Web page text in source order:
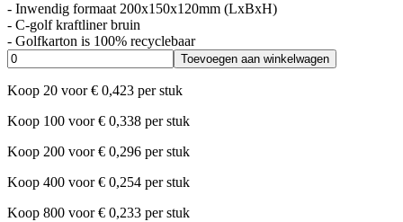
- Inwendig formaat 200x150x120mm (LxBxH)
- C-golf kraftliner bruin
- Golfkarton is 100% recyclebaar
Toevoegen aan winkelwagen
Koop 20 voor € 0,423 per stuk
Koop 100 voor € 0,338 per stuk
Koop 200 voor € 0,296 per stuk
Koop 400 voor € 0,254 per stuk
Koop 800 voor € 0,233 per stuk